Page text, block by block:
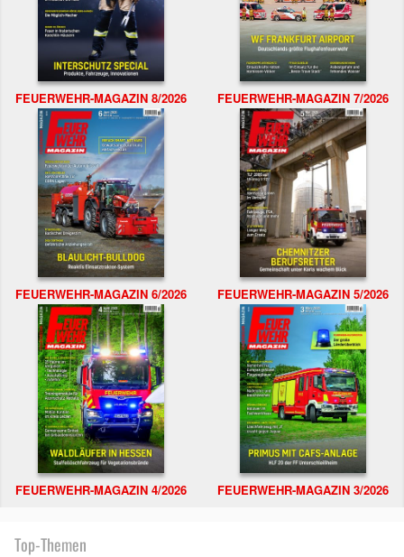
FEUERWEHR-MAGAZIN 8/2026 FEUERWEHR-MAGAZIN 7/2026
FEUERWEHR-MAGAZIN 6/2026 FEUERWEHR-MAGAZIN 5/2026
FEUERWEHR-MAGAZIN 4/2026 FEUERWEHR-MAGAZIN 3/2026
Top-Themen